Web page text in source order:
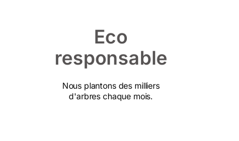
Eco
responsable
Nous plantons des milliers
d'arbres chaque mois.